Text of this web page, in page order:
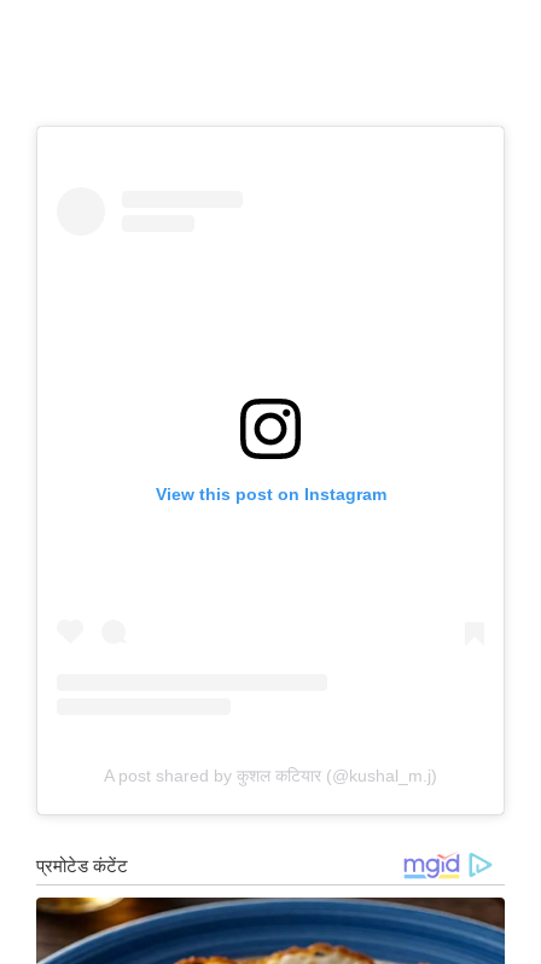
View this post on Instagram
A post shared by कुशल कटियार (@kushal_m.j)